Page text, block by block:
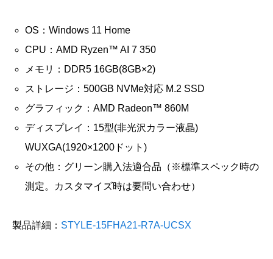
OS：Windows 11 Home
CPU：AMD Ryzen™ AI 7 350
メモリ：DDR5 16GB(8GB×2)
ストレージ：500GB NVMe対応 M.2 SSD
グラフィック：AMD Radeon™ 860M
ディスプレイ：15型(非光沢カラー液晶)
WUXGA(1920×1200ドット)
その他：グリーン購入法適合品（※標準スペック時の
測定。カスタマイズ時は要問い合わせ）
製品詳細： STYLE-15FHA21-R7A-UCSX